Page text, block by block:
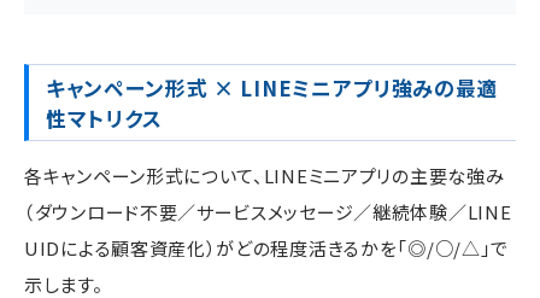
キャンペーン形式 × LINEミニアプリ強みの最適
性マトリクス
各キャンペーン形式について、LINEミニアプリの主要な強み
（ダウンロード不要／サービスメッセージ／継続体験／LINE
UIDによる顧客資産化）がどの程度活きるかを「◎/○/△」で
示します。